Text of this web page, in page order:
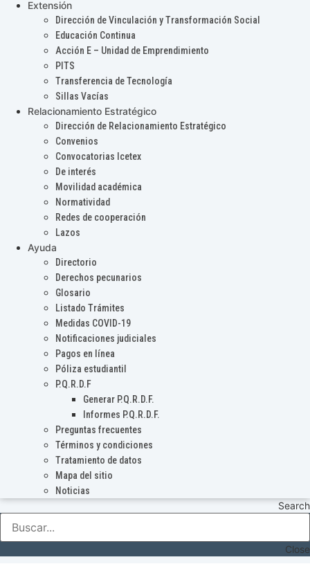
Extensión
Dirección de Vinculación y Transformación Social
Educación Continua
Acción E – Unidad de Emprendimiento
PITS
Transferencia de Tecnología
Sillas Vacías
Relacionamiento Estratégico
Dirección de Relacionamiento Estratégico
Convenios
Convocatorias Icetex
De interés
Movilidad académica
Normatividad
Redes de cooperación
Lazos
Ayuda
Directorio
Derechos pecunarios
Glosario
Listado Trámites
Medidas COVID-19
Notificaciones judiciales
Pagos en línea
Póliza estudiantil
P.Q.R.D.F
Generar P.Q.R.D.F.
Informes P.Q.R.D.F.
Preguntas frecuentes
Términos y condiciones
Tratamiento de datos
Mapa del sitio
Noticias
Search
Close